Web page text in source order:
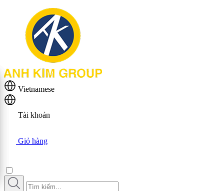
Vietnamese
Tài khoản
Giỏ hàng